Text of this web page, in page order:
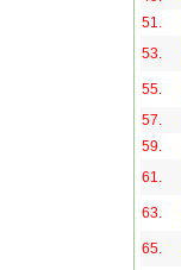
51.
53.
55.
57.
59.
61.
63.
65.